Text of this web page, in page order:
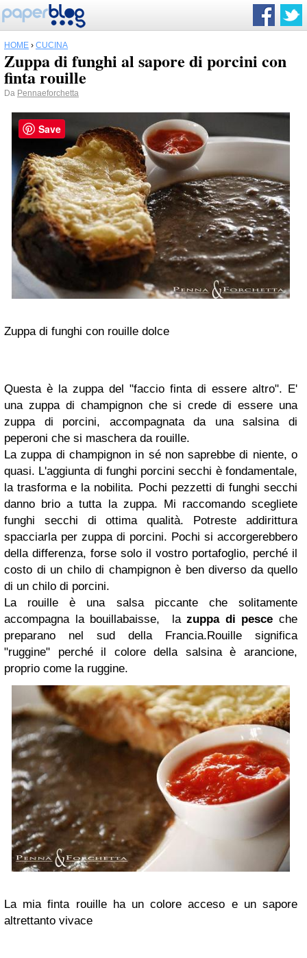
HOME › CUCINA
Zuppa di funghi al sapore di porcini con
finta rouille
Da Pennaeforchetta
Zuppa di funghi con rouille dolce
Questa è la zuppa del "faccio finta di essere altro". E'
una zuppa di champignon che si crede di essere una
zuppa di porcini, accompagnata da una salsina di
peperoni che si maschera da rouille.
La zuppa di champignon in sé non saprebbe di niente, o
quasi. L'aggiunta di funghi porcini secchi è fondamentale,
la trasforma e la nobilita. Pochi pezzetti di funghi secchi
danno brio a tutta la zuppa. Mi raccomando scegliete
funghi secchi di ottima qualità. Potreste addirittura
spacciarla per zuppa di porcini. Pochi si accorgerebbero
della differenza, forse solo il vostro portafoglio, perché il
costo di un chilo di champignon è ben diverso da quello
di un chilo di porcini.
La rouille è una salsa piccante che solitamente
accompagna la bouillabaisse, lazuppa di pesce che
preparano nel sud della Francia.Rouille significa
"ruggine" perché il colore della salsina è arancione,
proprio come la ruggine.
La mia finta rouille ha un colore acceso e un sapore
altrettanto vivace
Save